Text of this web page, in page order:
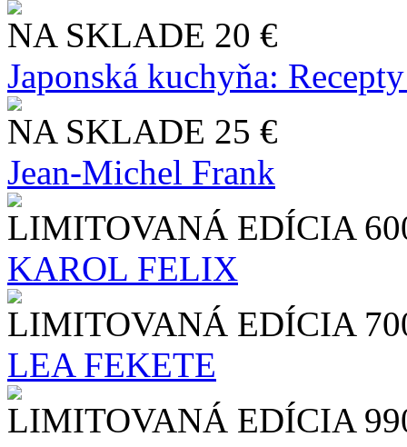
NA SKLADE 20 €
Japonská kuchyňa:
NA SKLADE 25 €
Jean-Michel Frank
LIMITOVANÁ EDÍCIA
KAROL FELIX
LIMITOVANÁ EDÍCIA
LEA FEKETE
LIMITOVANÁ EDÍCIA